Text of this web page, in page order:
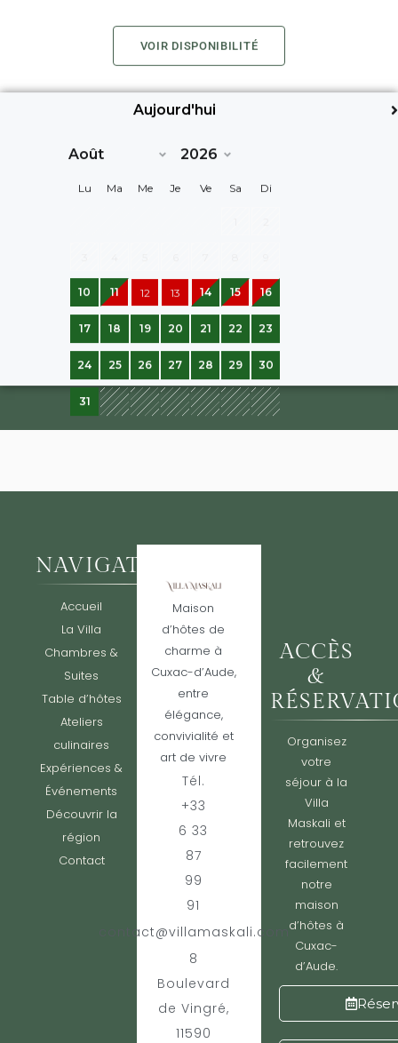
VOIR DISPONIBILITÉ
Aujourd'hui
Lu Ma Me Je Ve Sa Di
10 11 12 13 14 15 16
17 18 19 20 21 22 23
24 25 26 27 28 29 30
31
NAVIGATION
Accueil
La Villa
Chambres &
Suites
Table d’hôtes
Ateliers
culinaires
Expériences &
Événements
Découvrir la
région
Contact
Maison
d’hôtes de
charme à
Cuxac-d’Aude,
entre
élégance,
convivialité et
art de vivre
Tél.
+33
6 33
87
99
91
contact@villamaskali.com
8
Boulevard
de Vingré,
11590
ACCÈS
&
Organisez
votre
séjour à la
Villa
Maskali et
retrouvez
facilement
notre
maison
d’hôtes à
Cuxac-
d’Aude.